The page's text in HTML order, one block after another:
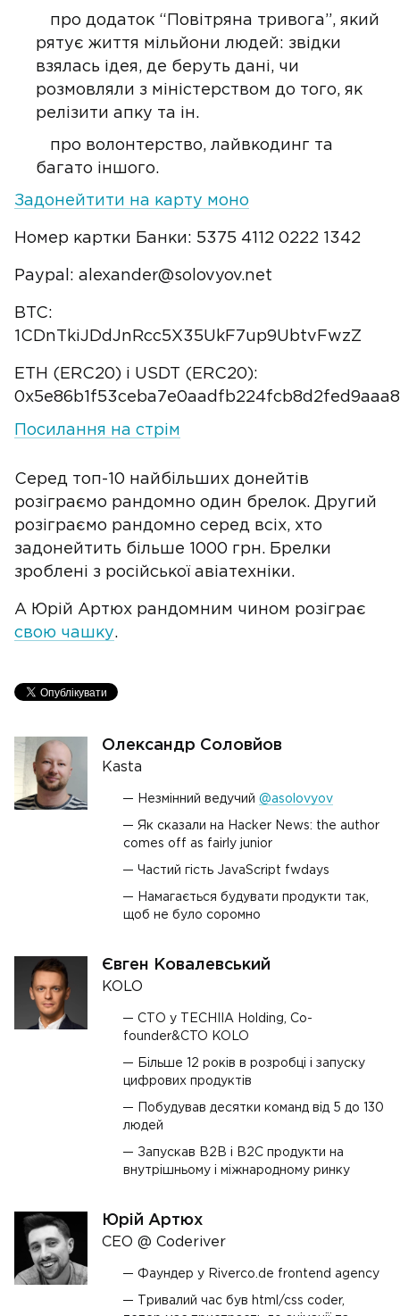
про додаток “Повітряна тривога”, який
рятує життя мільйони людей: звідки
взялась ідея, де беруть дані, чи
розмовляли з міністерством до того, як
релізити апку та ін.
про волонтерство, лайвкодинг та
багато іншого.
Задонейтити на карту моно
Номер картки Банки: 5375 4112 0222 1342
Paypal: alexander@solovyov.net
BTC:
1CDnTkiJDdJnRcc5X35UkF7up9UbtvFwzZ
ETH (ERC20) i USDT (ERC20):
Посилання на стрім
Серед топ-10 найбільших донейтів
розіграємо рандомно один брелок. Другий
розіграємо рандомно серед всіх, хто
задонейтить більше 1000 грн. Брелки
зроблені з російської авіатехніки.
А Юрій Артюх рандомним чином розіграє
свою чашку.
Олександр Соловйов
Kasta
Незмінний ведучий @asolovyov
Як сказали на Hacker News: the author
comes off as fairly junior
Частий гiсть JavaScript fwdays
Намагається будувати продукти так,
щоб не було соромно
Євген Ковалевський
KOLO
СТО у TECHIIA Holding, Co-
founder&CTO KOLO
Більше 12 років в розробці і запуску
цифрових продуктів
Побудував десятки команд від 5 до 130
людей
Запускав B2B i B2C продукти на
внутрішньому і міжнародному ринку
Юрій Артюх
CEO @ Coderiver
Фаундер у Riverco.de frontend agency
Тривалий час був html/css coder,